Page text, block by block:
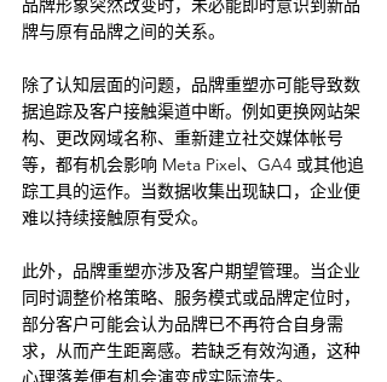
牌与原有品牌之间的关系。
除了认知层面的问题，品牌重塑亦可能导致数
据追踪及客户接触渠道中断。例如更换网站架
构、更改网域名称、重新建立社交媒体帐号
等，都有机会影响 Meta Pixel、GA4 或其他追
踪工具的运作。当数据收集出现缺口，企业便
难以持续接触原有受众。
此外，品牌重塑亦涉及客户期望管理。当企业
同时调整价格策略、服务模式或品牌定位时，
部分客户可能会认为品牌已不再符合自身需
求，从而产生距离感。若缺乏有效沟通，这种
心理落差便有机会演变成实际流失。